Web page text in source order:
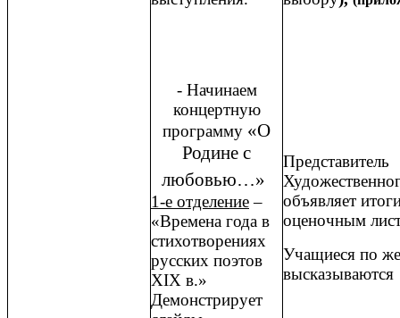
- Начинаем
концертную
программу «О
Родине с
любовью…»
1-е отделение–
«Времена года в
стихотворениях
русских поэтов
XIX в.»
Демонстрирует
Представитель
объявляет
оценочным
Учащиеся по
высказываются